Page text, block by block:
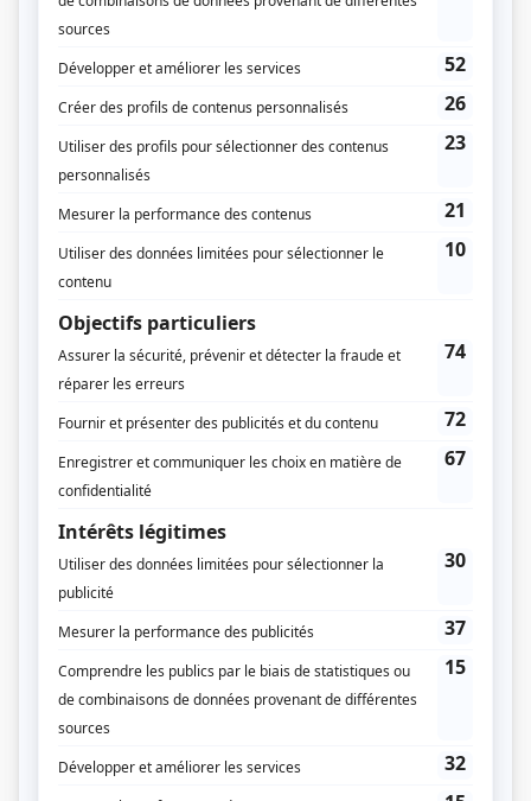
Pascal L'Heureux
Production
Sophie Deschênes
Textes
Michel Bouchard
Musique
Philippe Brault
Diffuseur(s)
Noovo
Dates de diffusion
Durée et heure de diffusion
8 épisodes au total
Saison 1:
Récompenses